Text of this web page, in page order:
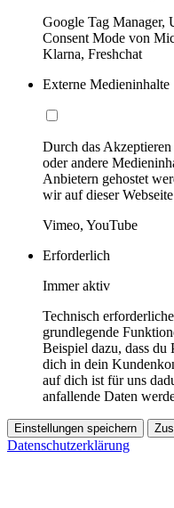
Google Tag Manager,
Consent Mode von
Klarna, Freshchat
Externe Medieninhalte
Durch das
oder andere
Anbietern gehostet
wir auf dieser
Vimeo, YouTube
Erforderlich
Immer aktiv
Technisch
grundlegende
Beispiel dazu, dass du
dich in dein
auf dich ist für uns
anfallende Daten
Einstellungen speichern
Datenschutzerklärung